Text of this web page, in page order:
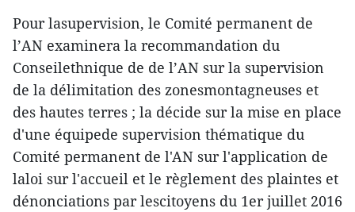
Pour lasupervision, le Comité permanent de
l’AN examinera la recommandation du
Conseilethnique de de l’AN sur la supervision
de la délimitation des zonesmontagneuses et
des hautes terres ; la décide sur la mise en place
d'une équipede supervision thématique du
Comité permanent de l'AN sur l'application de
laloi sur l'accueil et le règlement des plaintes et
dénonciations par lescitoyens du 1er juillet 2016